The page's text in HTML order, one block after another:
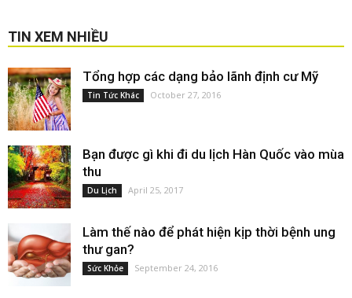
TIN XEM NHIỀU
Tổng hợp các dạng bảo lãnh định cư Mỹ
Tin Tức Khác October 27, 2016
Bạn được gì khi đi du lịch Hàn Quốc vào mùa
thu
Du Lịch April 25, 2017
Làm thế nào để phát hiện kịp thời bệnh ung
thư gan?
Sức Khỏe September 24, 2016